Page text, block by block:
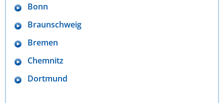
Bonn
Braunschweig
Bremen
Chemnitz
Dortmund